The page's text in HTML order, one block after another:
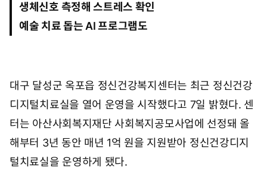
7
월
8
0
0
분
생체신호 측정해 스트레스 확인
예술 치료 돕는 AI 프로그램도
대구 달성군 옥포읍 정신건강복지센터는 최근 정신건강
디지털치료실을 열어 운영을 시작했다고 7일 밝혔다. 센
터는 아산사회복지재단 사회복지공모사업에 선정돼 올
해부터 3년 동안 매년 1억 원을 지원받아 정신건강디지
털치료실을 운영하게 됐다.